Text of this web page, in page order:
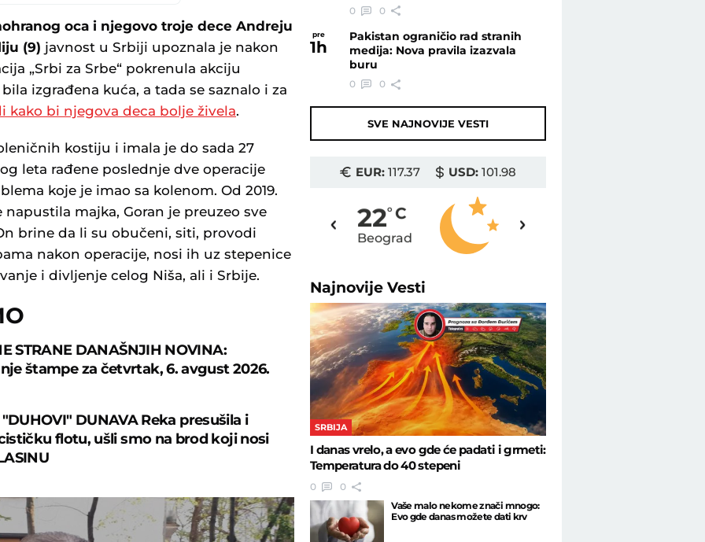
oca i njegovo troje dece Andreju
(9) javnost u Srbiji upoznala je nakon
„Srbi za Srbe“ pokrenula akciju
izgrađena kuća, a tada se saznalo i za
kako bi njegova deca bolje živela.
kostiju i imala je do sada 27
leta rađene poslednje dve operacije
koje je imao sa kolenom. Od 2019.
majka, Goran je preuzeo sve
brine da li su obučeni, siti, provodi
nakon operacije, nosi ih uz stepenice
i divljenje celog Niša, ali i Srbije.
STRANE DANAŠNJIH NOVINA:
štampe za četvrtak, 6. avgust 2026.
"DUHOVI" DUNAVA Reka presušila i
flotu, ušli smo na brod koji nosi
0 0
pre
1h
Pakistan ograničio rad stranih
medija: Nova pravila izazvala
buru
0 0
SVE NAJNOVIJE VESTI
EUR:117.37 USD: 101.98
16o C
Priština
22o C
Beograd
NajnovijeVesti
SRBIJA
I danas vrelo, a evo gde će padati i grmeti:
Temperatura do 40 stepeni
0
0
Vaše malo nekome znači mnogo:
Evo gde danas možete dati krv